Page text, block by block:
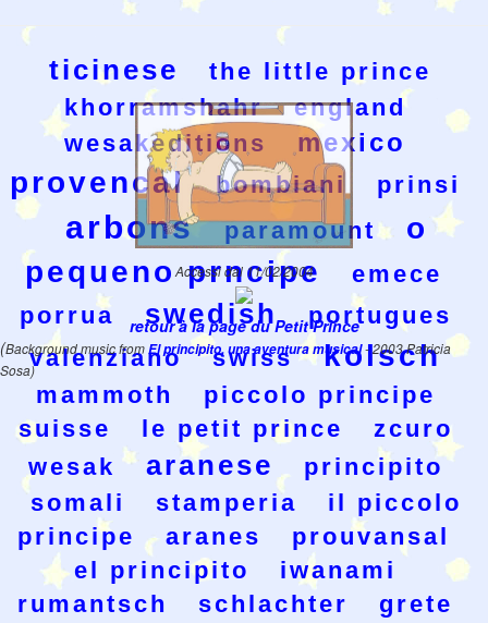
ticinese
the little prince
khorramshahr
england
wesakeditions
mexico
provencal bombiani prinsi
arbons paramount
o
pequeno prncipe
emece
porrua
swedish
portugues
valenziano
swiss kolsch
mammoth
piccolo principe
suisse
le petit prince
zcuro
wesak
aranese
principito
somali
stamperia
il piccolo
principe
aranes
prouvansal
el principito
iwanami
rumantsch
schlachter
grete
Accessi dal 11/02/2004
retour à la page du Petit Prince
(Background music fromEl principito, una aventura musical- 2003 Patricia
Sosa)